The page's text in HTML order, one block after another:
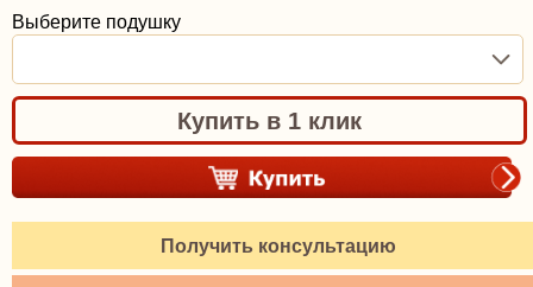
Выберите подушку
Купить в 1 клик
Получить консультацию